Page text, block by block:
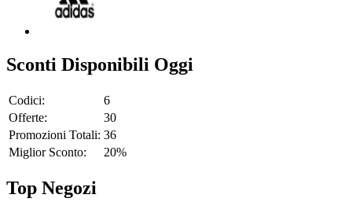
Sconti Disponibili Oggi
Codici:
6
Offerte:
30
Promozioni Totali: 36
Miglior Sconto:
20%
Top Negozi